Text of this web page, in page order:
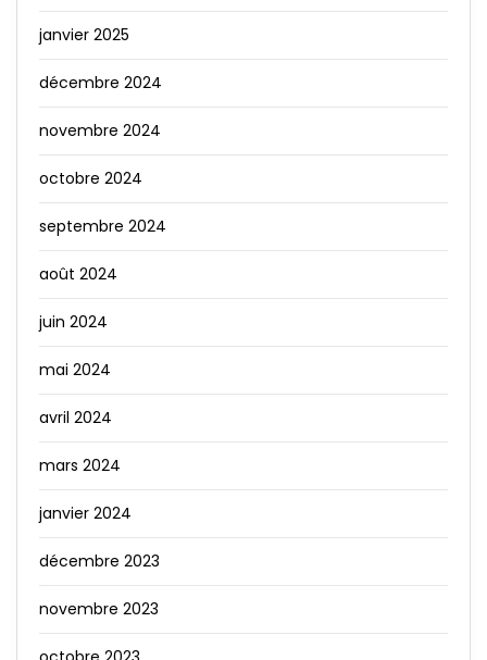
janvier 2025
décembre 2024
novembre 2024
octobre 2024
septembre 2024
août 2024
juin 2024
mai 2024
avril 2024
mars 2024
janvier 2024
décembre 2023
novembre 2023